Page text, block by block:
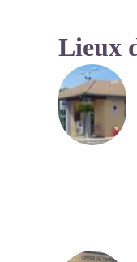
Lieux